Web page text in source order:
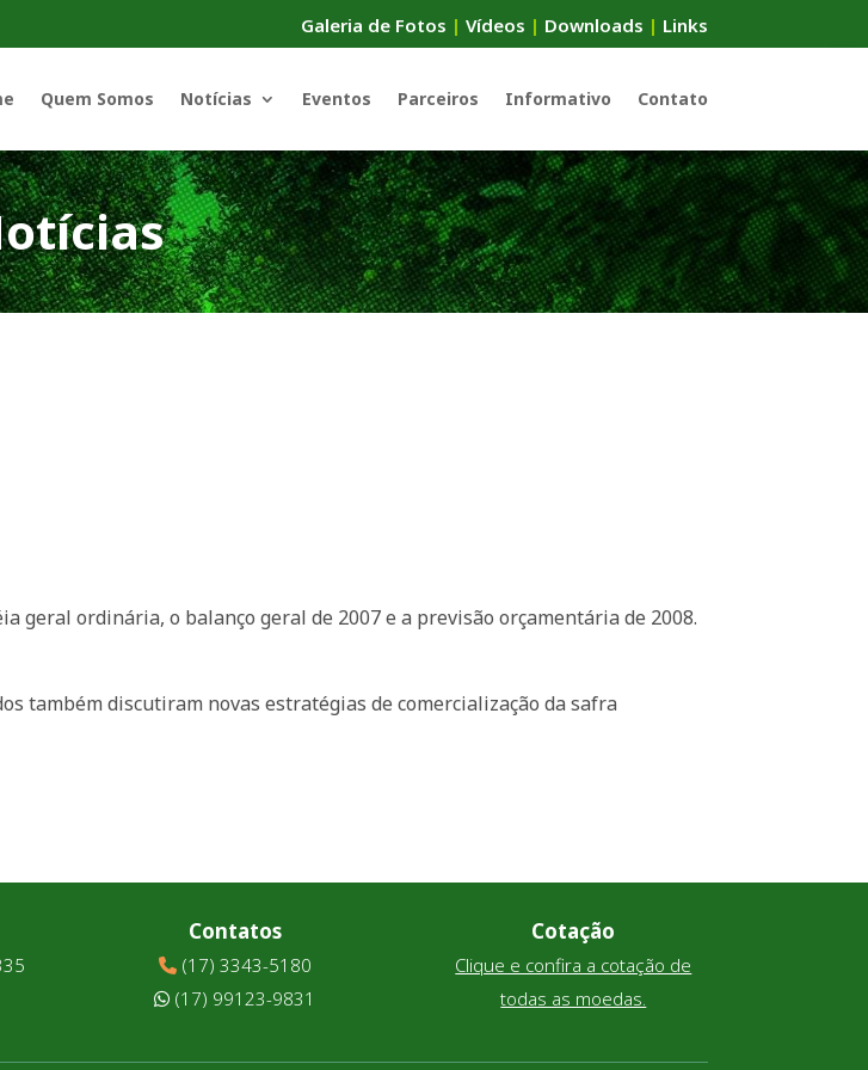
Galeria de Fotos | Vídeos | Downloads | Links
Quem Somos Notícias Eventos Parceiros Informativo Contato
geral ordinária, o balanço geral de 2007 e a previsão orçamentária de 2008.
também discutiram novas estratégias de comercialização da safra
Contatos
(17) 3343-5180
(17) 99123-9831
Cotação
Clique e confira a cotação de
todas as moedas.